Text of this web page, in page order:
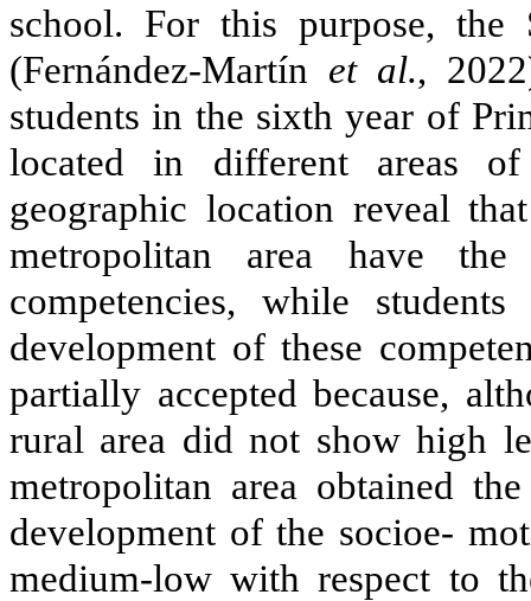
school. For this purpose, the
(Fernández-Martín et al.,
students in the sixth year of
located in different areas
geographic location reveal
metropolitan area have
competencies, while
development of these
partially accepted because,
rural area did not show high
metropolitan area obtained
development of the socioe-
medium-low with respect to